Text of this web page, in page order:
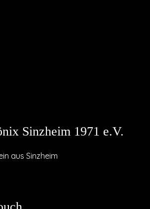
Sinzheim 1971 e.V.
aus Sinzheim